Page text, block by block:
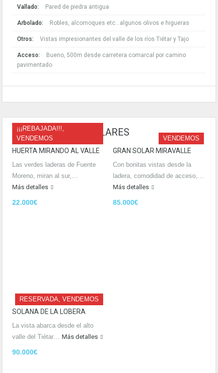
Vallado: Pared de piedra antigua
Arbolado: Robles, alcornoques etc...algunos olivos e higueras
Otros: Vistas impresionantes del valle de los ríos Tiétar y Tajo
Acceso:
Bueno, 500m desde carretera comarcal por camino
pavimentado
PROPIEDADES SIMILARES
¡¡¡REBAJADA!!!,
VENDEMOS
HUERTA MIRANDO AL VALLE
Las verdes laderas de Fuente
Moreno, miran al sur,…
Más detalles
22.000€
VENDEMOS
GRAN SOLAR MIRAVALLE
Con bonitas vistas desde la
ladera, comodidad de acceso,…
Más detalles
85.000€
RESERVADA, VENDEMOS
SOLANA DE LA LOBERA
La vista abarca desde el alto
valle del Tiétar… Más detalles
90.000€